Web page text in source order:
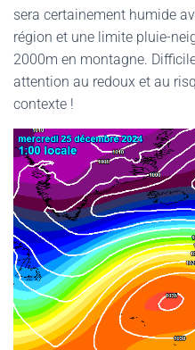
sera certainement humide
région et une limite pluie-
2000m en montagne.
attention au redoux et au
contexte !